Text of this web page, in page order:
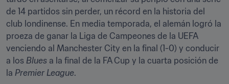
de 14 partidos sin perder, un récord en la historia del
club londinense. En media temporada, el alemán logró la
proeza de ganar la Liga de Campeones de la UEFA
venciendo al Manchester City en la final (1-0) y conducir
a los Blues a la final de la FA Cup y la cuarta posición de
la Premier League.